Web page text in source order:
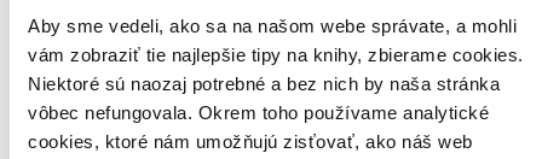
Aby sme vedeli, ako sa na našom webe správate, a mohli
vám zobraziť tie najlepšie tipy na knihy, zbierame cookies.
Niektoré sú naozaj potrebné a bez nich by naša stránka
vôbec nefungovala. Okrem toho používame analytické
cookies, ktoré nám umožňujú zisťovať, ako náš web
Pridať do zoznamu
Vložiť do košíka
Čítaná
Túto knihu sme vykúpili cezKnihovrátok a je vo
výbornom stave. Rozdiel medzi touto knihou a novou by ste